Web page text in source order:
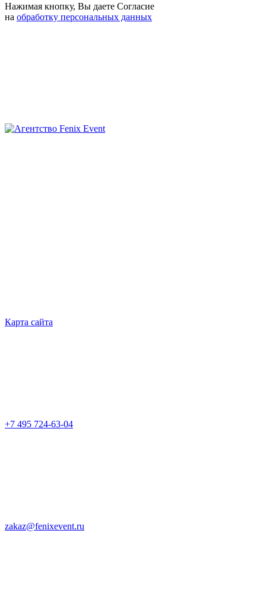
Нажимая кнопку, Вы даете Согласие
на обработку персональных данных
Агентство
Карта сайта
+7 495 724-63-04
zakaz@fenixevent.ru